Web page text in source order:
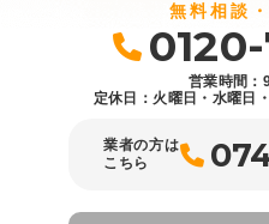
無料相談
営業時間
定休日：火曜日・水曜日
業者の方は
こちら